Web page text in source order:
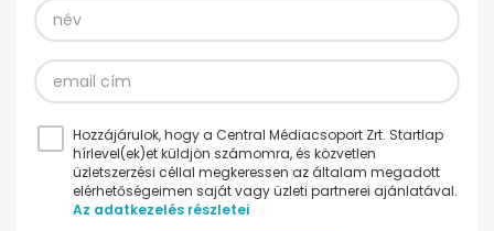
Hozzájárulok, hogy a Central Médiacsoport Zrt. Startlap
hírlevel(ek)et küldjön számomra, és közvetlen
üzletszerzési céllal megkeressen az általam megadott
elérhetőségeimen saját vagy üzleti partnerei ajánlatával.
Az adatkezelés részletei